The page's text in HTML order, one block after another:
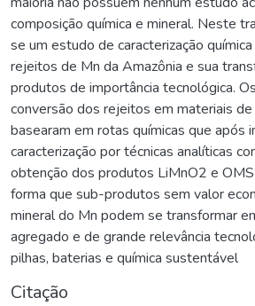
composição química e mineral. Neste
se um estudo de caracterização
rejeitos de Mn da Amazônia e sua
produtos de importância tecnológica.
conversão dos rejeitos em materiais
basearam em rotas químicas que após
caracterização por técnicas analíticas
obtenção dos produtos LiMnO2 e
forma que sub-produtos sem valor
mineral do Mn podem se transformar
agregado e de grande relevância
pilhas, baterias e química sustentável
Citação